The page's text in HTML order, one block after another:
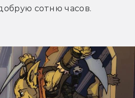
сотню часов.